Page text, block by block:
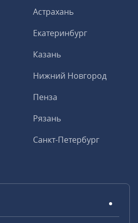
Астрахань
Екатеринбург
Казань
Нижний Новгород
Пенза
Рязань
Санкт-Петербург